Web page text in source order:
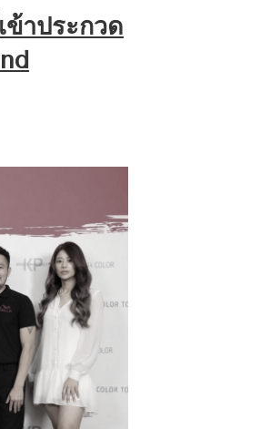
าประกวด